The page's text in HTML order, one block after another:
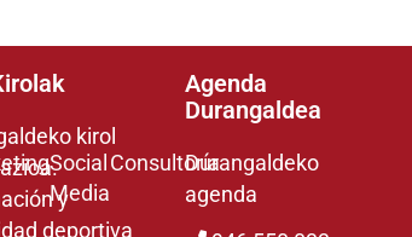
Social
Media
Consultoría
kirol
y
deportiva
Agenda
Durangaldea
Durangaldeko
agenda